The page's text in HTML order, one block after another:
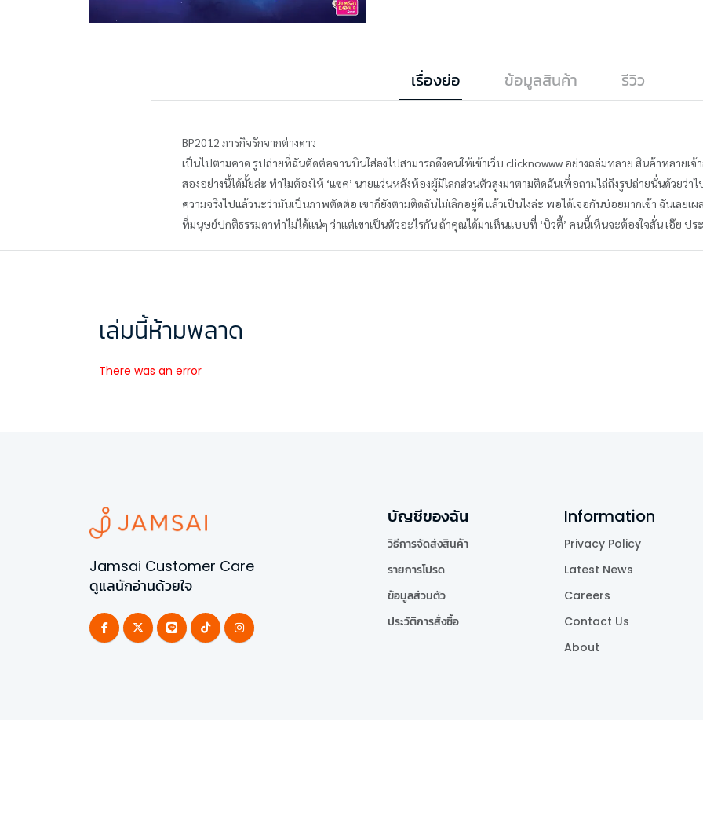
เรื่องย่อ ข้อมูลสินค้า รีวิว
BP2012 ภารกิจรักจากต่างดาว
เป็นไปตามคาด รูปถ่ายที่ฉันตัดต่อจานบินใส่ลงไปสามารถดึงคนให้เข้าเว็บ clicknowww อย่างถล่มทลาย สินค้าหลายเ
สองอย่างนี้ได้มั้ยล่ะ ทำไมต้องให้ ‘แซค’ นายแว่นหลังห้องผู้มีโลกส่วนตัวสูงมาตามติดฉันเพื่อถามไถ่ถึงรูปถ่ายนั่นด้วยว่
ความจริงไปแล้วนะว่ามันเป็นภาพตัดต่อ เขาก็ยังตามติดฉันไม่เลิกอยู่ดี แล้วเป็นไงล่ะ พอได้เจอกันบ่อยมากเข้า ฉันเลยเ
ที่มนุษย์ปกติธรรมดาทำไม่ได้แน่ๆ ว่าแต่เขาเป็นตัวอะไรกัน ถ้าคุณได้มาเห็นแบบที่ ‘บิวตี้’ คนนี้เห็นจะต้องใจสั่น เอ๊ย ป
เล่มนี้ห้ามพลาด
There was an error
Jamsai Customer Care
ดูแลนักอ่านด้วยใจ
บัญชีของฉัน
วิธีการจัดส่งสินค้า
รายการโปรด
ข้อมูลส่วนตัว
ประวัติการสั่งซื้อ
Information
Privacy Policy
Latest News
Careers
Contact Us
About